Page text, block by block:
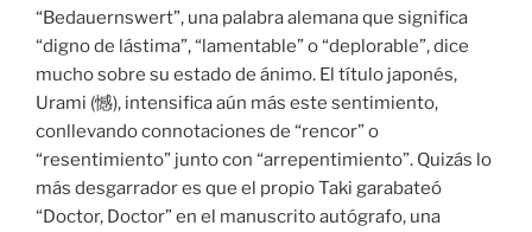
“Bedauernswert”, una palabra alemana que significa
“digno de lástima”, “lamentable” o “deplorable”, dice
mucho sobre su estado de ánimo. El título japonés,
Urami (憾), intensifica aún más este sentimiento,
conllevando connotaciones de “rencor” o
“resentimiento” junto con “arrepentimiento”. Quizás lo
más desgarrador es que el propio Taki garabateó
“Doctor, Doctor” en el manuscrito autógrafo, una